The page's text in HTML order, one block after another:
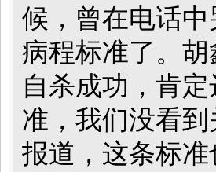
候， 曾在电话中
病程标准了。
自杀成功，肯定
准，我们没看
报道，这条标